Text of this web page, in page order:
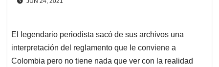
El legendario periodista sacó de sus archivos una
interpretación del reglamento que le conviene a
Colombia pero no tiene nada que ver con la realidad